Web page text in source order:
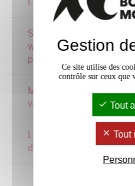
Séminaire ouverture :
workshops
professionnels
Marché et commerce du
vin
Législation
développement durable
Gestion
Ce site utilise des
contrôle sur ceux que
Tout
Tout